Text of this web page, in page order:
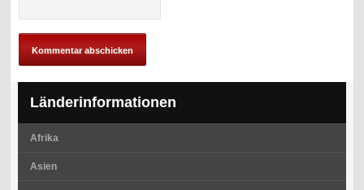
Länderinformationen
Afrika
Asien